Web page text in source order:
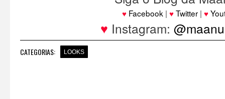
♥ Facebook | ♥Twitter | ♥
♥ Instagram:
CATEGORIAS: LOOKS